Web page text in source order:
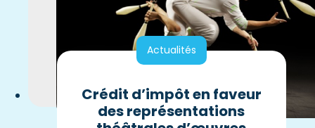
Actualités
Crédit d’impôt en faveur
des représentations